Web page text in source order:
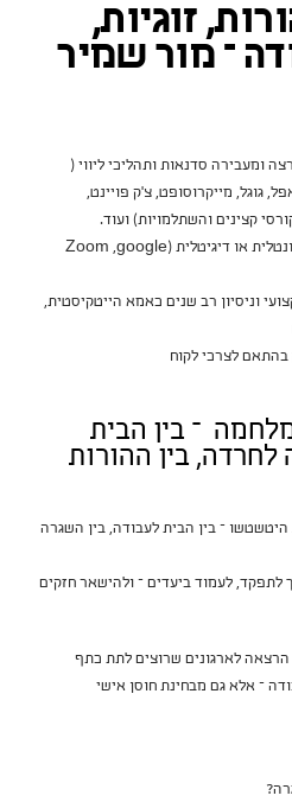
זוגיות,
– מור שמיר
ומעבירה סדנאות ותהליכי ליווי (
גוגל, מייקרוסופט, צ'ק פויינט,
קצינים והשתלמויות) ועוד.
ההרצאות והסדנאות מועברות פרונטלית או דיגיטלית (Zoom ,google
וניסיון רב שנים כאמא הייטקיסטית,
לצרכי לקוח
– בין הבית
לחרדה, בין ההורות
– בין הבית לעבודה, בין השגרה
לתפקד, לעמוד ביעדים – ולהישאר חזקים
לארגונים שרוצים לתת כתף
– אלא גם מבחינת חוסן אישי